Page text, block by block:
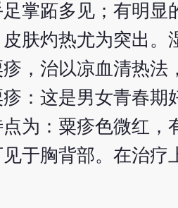
掌跖多见；有明
肤灼热尤为突出。
，治以凉血清热法
：这是男女青春
为：粟疹色微红
于胸背部。在治疗